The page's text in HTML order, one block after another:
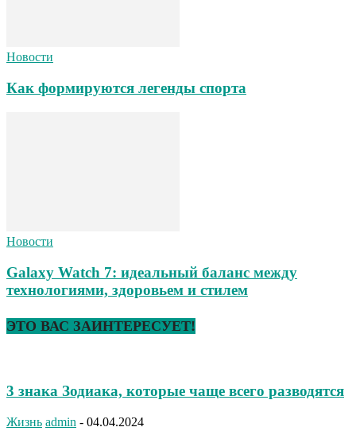
Новости
Как формируются легенды спорта
Новости
Galaxy Watch 7: идеальный баланс между
технологиями, здоровьем и стилем
ЭТО ВАС ЗАИНТЕРЕСУЕТ!
3 знака Зодиака, которые чаще всего разводятся
Жизнь admin - 04.04.2024